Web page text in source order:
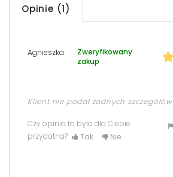
Opinie (1)
Agnieszka
Zweryfikowany
zakup
Klient nie podał żadnych szczegółów
Czy opinia ta była dla Ciebie
przydatna?
Tak Nie